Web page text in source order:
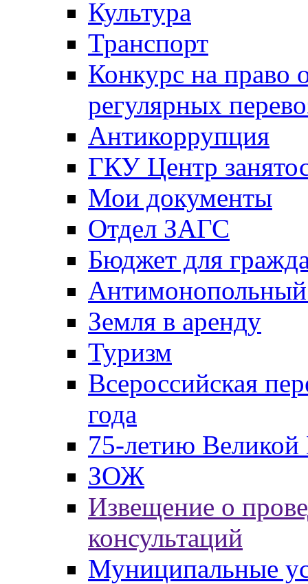
Культура
Транспорт
Конкурс на право
регулярных
Антикоррупция
ГКУ Центр
Мои документы
Отдел ЗАГС
Бюджет для
Антимонопольный
Земля в аренду
Туризм
Всероссийская
года
75-летию
ЗОЖ
Извещение о
консультаций
Муниципальные